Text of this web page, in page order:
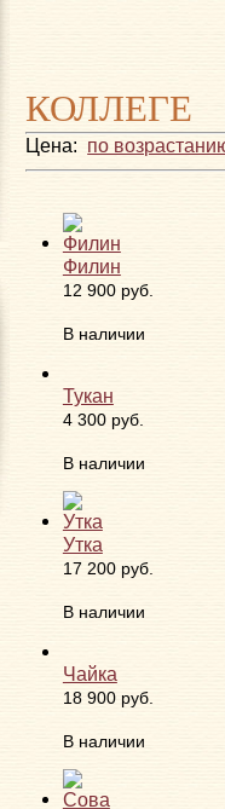
КОЛЛЕГЕ
Цена: по
Филин
12 900 руб.
В наличии
Тукан
4 300 руб.
В наличии
Утка
17 200 руб.
В наличии
Чайка
18 900 руб.
В наличии